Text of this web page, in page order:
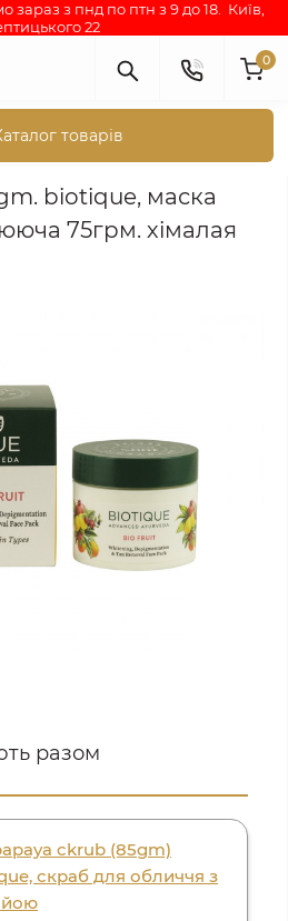
зараз з пнд по птн з 9 до 18. Київ,
22
0
товарів
товарів АЮРВЕДИЧНА
biotique, маска
75грм. хімалая
разом
ckrub (85gm)
скраб для обличчя з